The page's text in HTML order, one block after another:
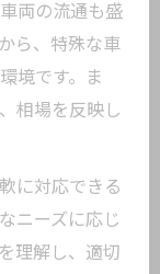
両の流通も盛
ら、特殊な車
境です。ま
相場を反映し
に対応できる
ニーズに応じ
理解し、適切